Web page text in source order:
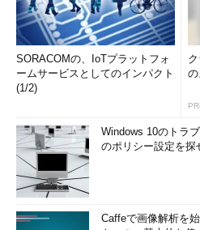
SORACOMの、IoTプラットフォ
ームサービスとしてのインパクト
(1/2)
Windows 10のトラ
のポリシー設定を探
Caffeで画像解析を